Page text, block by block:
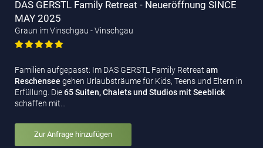
DAS GERSTL Family Retreat - Neueröffnung SINCE
MAY 2025
Graun im Vinschgau - Vinschgau
Familien aufgepasst: Im DAS GERSTL Family Retreat am
Reschensee gehen Urlaubsträume für Kids, Teens und Eltern in
Erfüllung. Die65 Suiten, Chalets und Studios mit Seeblick
schaffen mit…
Zur Anfrage hinzufügen